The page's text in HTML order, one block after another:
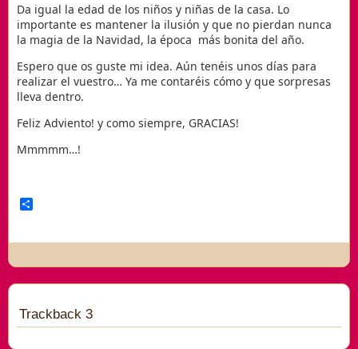
Da igual la edad de los niños y niñas de la casa. Lo
importante es mantener la ilusión y que no pierdan nunca
la magia de la Navidad, la época más bonita del año.
Espero que os guste mi idea. Aún tenéis unos días para
realizar el vuestro… Ya me contaréis cómo y que sorpresas
lleva dentro.
Feliz Adviento! y como siempre, GRACIAS!
Mmmmm…!
Trackback 3